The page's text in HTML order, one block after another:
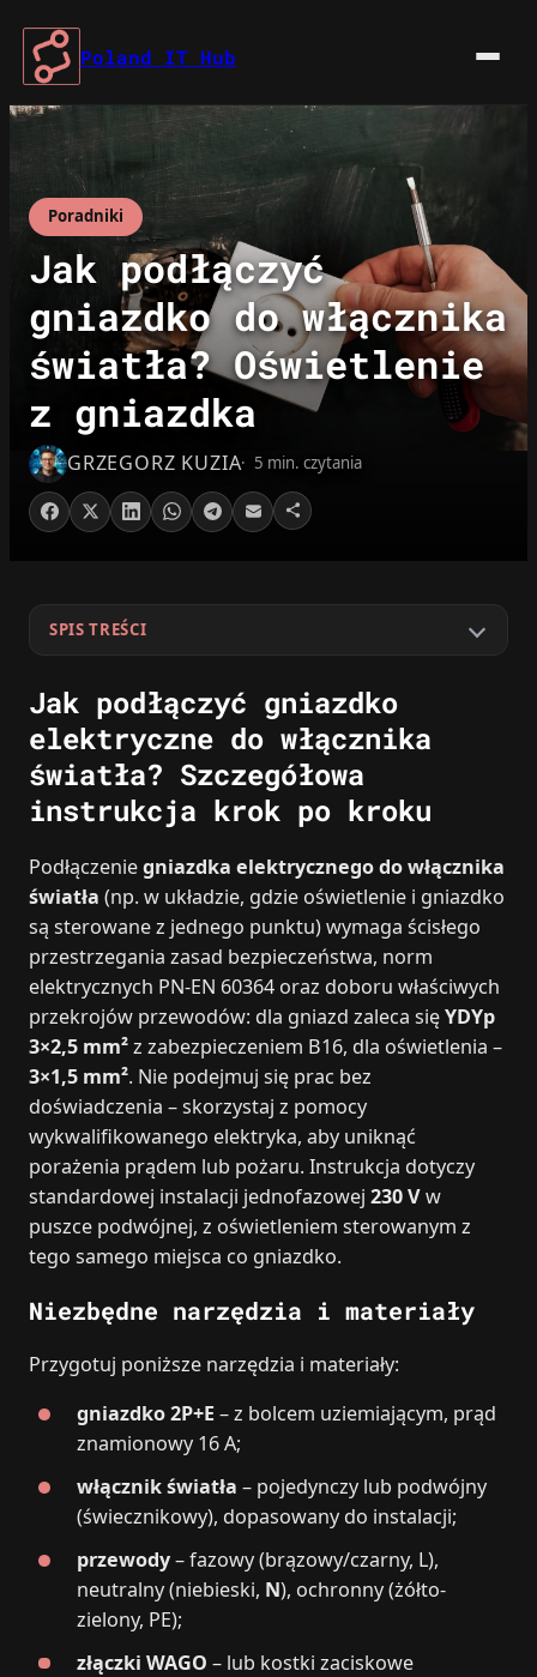
Przejdź
treści
Poland IT Hub
Poradniki
Jak podłączyć
gniazdko do włącznika
światła? Oświetlenie
z gniazdka
GRZEGORZ KUZIA 5 min. czytania
SPIS TREŚCI
Jak podłączyć gniazdko
elektryczne do włącznika
światła? Szczegółowa
instrukcja krok po kroku
Podłączeniegniazdka elektrycznego do włącznika
światła (np. w układzie, gdzie oświetlenie i gniazdko
są sterowane z jednego punktu) wymaga ścisłego
przestrzegania zasad bezpieczeństwa, norm
elektrycznych PN-EN 60364 oraz doboru właściwych
przekrojów przewodów: dla gniazd zaleca sięYDYp
3×2,5 mm²z zabezpieczeniem B16, dla oświetlenia –
3×1,5 mm². Nie podejmuj się prac bez
doświadczenia – skorzystaj z pomocy
wykwalifikowanego elektryka, aby uniknąć
porażenia prądem lub pożaru. Instrukcja dotyczy
standardowej instalacji jednofazowej 230 Vw
puszce podwójnej, z oświetleniem sterowanym z
tego samego miejsca co gniazdko.
Niezbędne narzędzia i materiały
Przygotuj poniższe narzędzia i materiały:
gniazdko 2P+E – z bolcem uziemiającym, prąd
znamionowy 16 A;
włącznik światła – pojedynczy lub podwójny
(świecznikowy), dopasowany do instalacji;
przewody– fazowy (brązowy/czarny, L),
neutralny (niebieski, N), ochronny (żółto-
zielony, PE);
złączki WAGO – lub kostki zaciskowe